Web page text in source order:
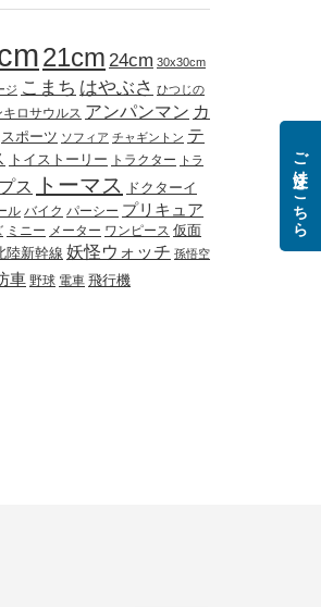
21cm 24cm 30x30cm
ジ こまち はやぶさ ひつじの
キロサウルス アンパンマン カ
スポーツ ソフィア チャギントン テ
トイストーリー トラクター トラ
ス トーマス
ドクターイ
ル バイク パーシー プリキュア
ミニー メーター ワンピース 仮面
陸新幹線 妖怪ウォッチ 孫悟空
車 野球 電車 飛行機
ご注文はこちら